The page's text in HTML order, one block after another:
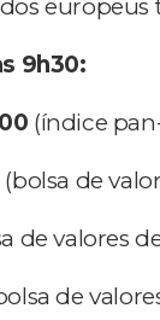
9h30:
(índice
(bolsa de
de valores
de